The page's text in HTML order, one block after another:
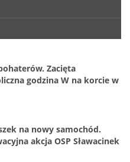
Zacięta
godzina W na korcie w
na nowy samochód.
akcja OSP Sławacinek